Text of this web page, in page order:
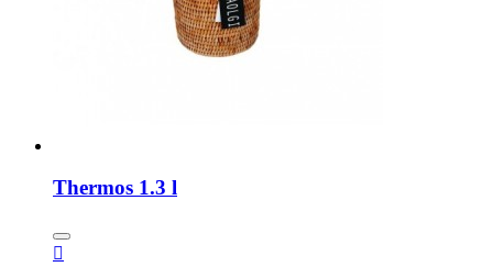
Thermos 1.3 l
